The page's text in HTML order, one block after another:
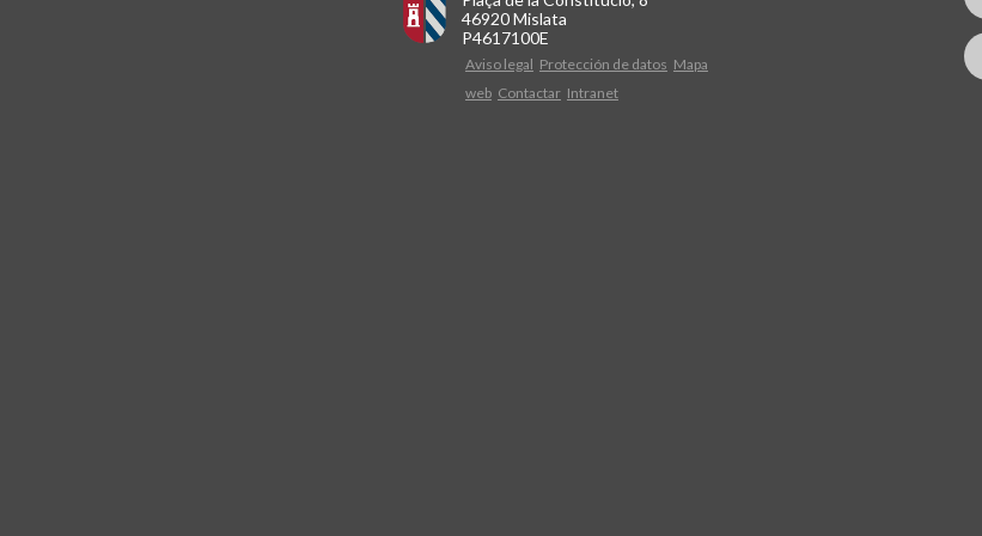
46920 Mislata
P4617100E
Aviso legal Protección de datos Mapa
web Contactar Intranet